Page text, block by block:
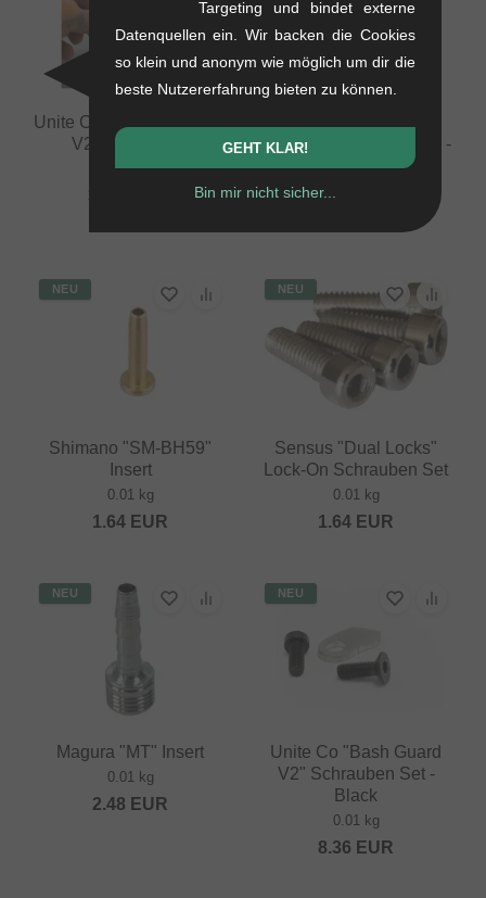
Unite Co "Compact Bash
V2" Bashguard
0.06 kg
Scheibenbremsadapter -
PM/PM
NEU
Shimano "SM-BH59"
Insert
0.01 kg
1.64 EUR
NEU
Sensus "Dual Locks"
Lock-On Schrauben Set
0.01 kg
1.64 EUR
NEU
Magura "MT" Insert
0.01 kg
2.48 EUR
NEU
Unite Co "Bash Guard
V2" Schrauben Set -
Black
0.01 kg
8.36 EUR
Targeting und bindet externe
Datenquellen ein. Wir backen die Cookies
so klein und anonym wie möglich um dir die
beste Nutzererfahrung bieten zu können.
GEHT KLAR!
Bin mir nicht sicher...